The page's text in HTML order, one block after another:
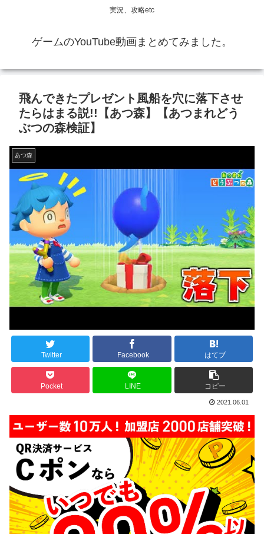
実況、攻略etc
ゲームのYouTube動画まとめてみました。
飛んできたプレゼント風船を穴に落下させ
たらはまる説!!【あつ森】【あつまれどう
ぶつの森検証】
あつ森
Twitter Facebook はてブ
Pocket LINE コピー
2021.06.01